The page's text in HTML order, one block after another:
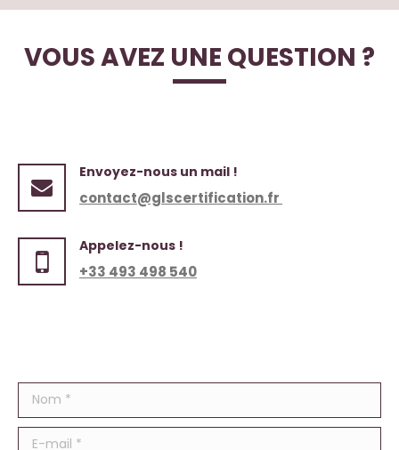
VOUS AVEZ UNE QUESTION ?
Envoyez-nous un mail !
contact@glscertification.fr
Appelez-nous !
+33 493 498 540
Nom *
E-mail *